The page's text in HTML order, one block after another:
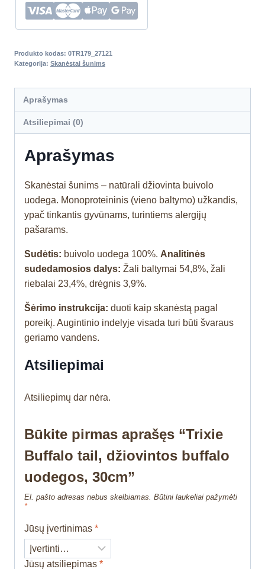
Produkto kodas: 0TR179_27121
Kategorija: Skanėstai šunims
Aprašymas
Atsiliepimai (0)
Aprašymas
Skanėstai šunims – natūrali džiovinta buivolo
uodega. Monoproteininis (vieno baltymo) užkandis,
ypač tinkantis gyvūnams, turintiems alergijų
pašarams.
Sudėtis: buivolo uodega 100%. Analitinės
sudedamosios dalys: Žali baltymai 54,8%, žali
riebalai 23,4%, drėgnis 3,9%.
Šėrimo instrukcija: duoti kaip skanėstą pagal
poreikį. Augintinio indelyje visada turi būti švaraus
geriamo vandens.
Atsiliepimai
Atsiliepimų dar nėra.
Būkite pirmas aprašęs “Trixie
Buffalo tail, džiovintos buffalo
uodegos, 30cm”
El. pašto adresas nebus skelbiamas. Būtini laukeliai pažymėti
*
Jūsų įvertinimas *
Jūsų atsiliepimas *